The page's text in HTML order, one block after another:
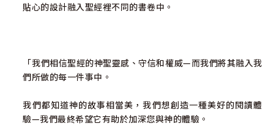
貼心的設計融入聖經裡不同的書卷中。
「我們相信聖經的神聖靈感、守信和權威—而我們將其融入我
們所做的每一件事中。
我們都知道神的故事相當美，我們想創造一種美好的閱讀體
驗—我們最終希望它有助於加深您與神的體驗。